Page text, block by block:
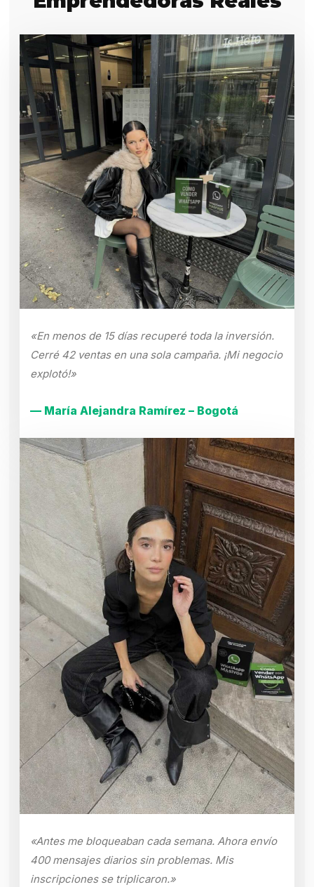
«En menos de 15 días recuperé toda la inversión.
Cerré 42 ventas en una sola campaña. ¡Mi negocio
explotó!»
— María Alejandra Ramírez – Bogotá
«Antes me bloqueaban cada semana. Ahora envío
400 mensajes diarios sin problemas. Mis
inscripciones se triplicaron.»